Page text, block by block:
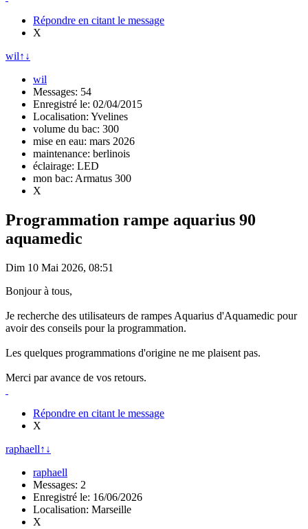
Répondre en citant le message
X
wil↑ ↓
wil
Messages: 54
Enregistré le: 02/04/2015
Localisation: Yvelines
volume du bac: 300
mise en eau: mars 2026
maintenance: berlinois
éclairage: LED
mon bac: Armatus 300
X
Programmation rampe aquarius 90
aquamedic
Dim 10 Mai 2026, 08:51
Bonjour à tous,
Je recherche des utilisateurs de rampes Aquarius d'Aquamedic pour
avoir des conseils pour la programmation.
Les quelques programmations d'origine ne me plaisent pas.
Merci par avance de vos retours.
Répondre en citant le message
X
raphaell↑ ↓
raphaell
Messages: 2
Enregistré le: 16/06/2026
Localisation: Marseille
X